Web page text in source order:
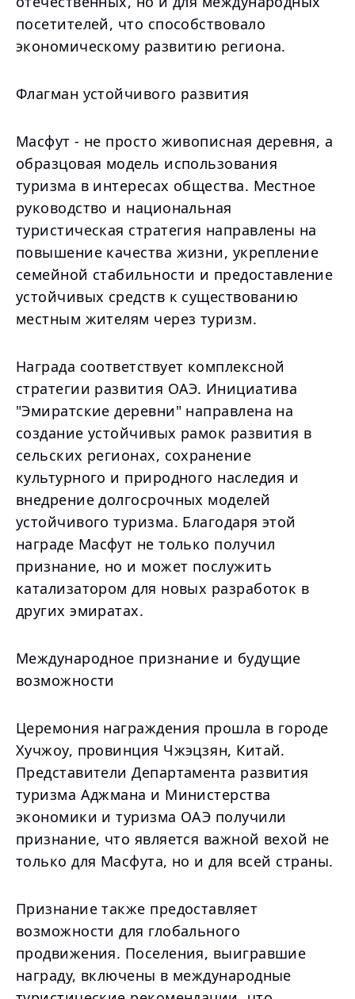
посетителей, что способствовало
экономическому развитию региона.
Флагман устойчивого развития
Масфут - не просто живописная деревня, а
образцовая модель использования
туризма в интересах общества. Местное
руководство и национальная
туристическая стратегия направлены на
повышение качества жизни, укрепление
семейной стабильности и предоставление
устойчивых средств к существованию
местным жителям через туризм.
Награда соответствует комплексной
стратегии развития ОАЭ. Инициатива
"Эмиратские деревни" направлена на
создание устойчивых рамок развития в
сельских регионах, сохранение
культурного и природного наследия и
внедрение долгосрочных моделей
устойчивого туризма. Благодаря этой
награде Масфут не только получил
признание, но и может послужить
катализатором для новых разработок в
других эмиратах.
Международное признание и будущие
возможности
Церемония награждения прошла в городе
Хучжоу, провинция Чжэцзян, Китай.
Представители Департамента развития
туризма Аджмана и Министерства
экономики и туризма ОАЭ получили
признание, что является важной вехой не
только для Масфута, но и для всей страны.
Признание также предоставляет
возможности для глобального
продвижения. Поселения, выигравшие
награду, включены в международные